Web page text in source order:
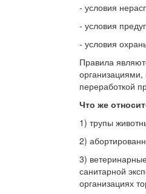
- условия
- условия
- условия
Правила
переработкой
Что же
1) трупы
2)
3)
санитарной
организациях